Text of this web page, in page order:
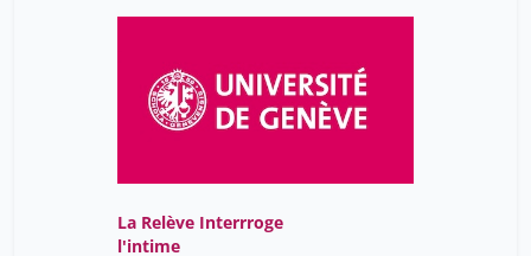
La Relève Interrroge
l'intime